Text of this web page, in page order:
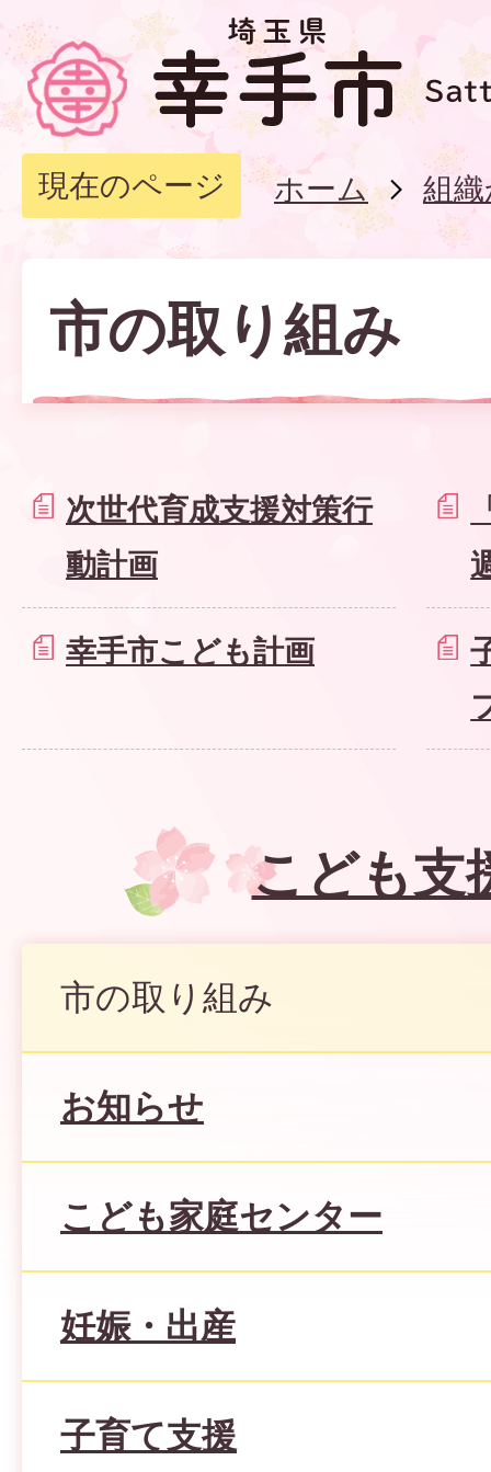
現在のページ ホーム 組
市の取り組み
次世代育成支援対策行
動計画
幸手市こども計画
こども支
市の取り組み
お知らせ
こども家庭センター
妊娠・出産
子育て支援